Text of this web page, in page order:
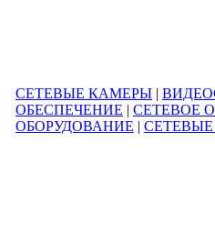
СЕТЕВЫЕ КАМЕРЫ |
ОБЕСПЕЧЕНИЕ | СЕТЕВОЕ
ОБОРУДОВАНИЕ |